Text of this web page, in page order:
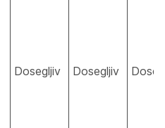
Dosegljiv Dosegljiv